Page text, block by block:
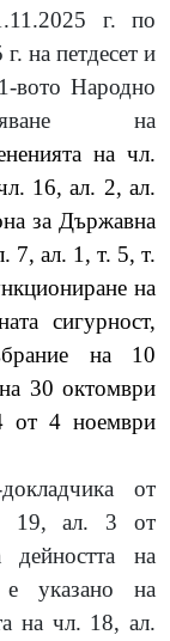
г. по
на петдесет и
вото Народно
на
на чл.
16, ал. 2, ал.
за Държавна
7, ал. 1, т. 5, т.
на
сигурност,
на 10
30 октомври
от 4 ноември
от
19, ал. 3 от
дейността на
указано на
на чл. 18, ал.